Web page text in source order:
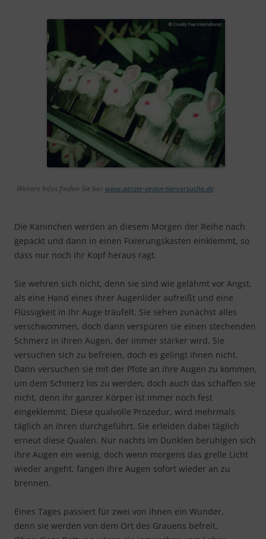
Weitere Infos finden Sie bei: www.aerzte-gegen-tierversuche.de
Die Kaninchen werden an diesem Morgen der Reihe nach
gepackt und dann in einen Fixierungskasten einklemmt, so
dass nur noch ihr Kopf heraus ragt.
Sie wehren sich nicht, denn sie sind wie gelähmt vor Angst,
als eine Hand eines ihrer Augenlider aufreißt und eine
Flüssigkeit in ihr Auge träufelt. Sie sehen zunächst alles
verschwommen, doch dann verspüren sie einen stechenden
Schmerz in ihren Augen, der immer stärker wird. Sie
versuchen sich zu befreien, doch es gelingt ihnen nicht.
Dann versuchen sie mit der Pfote an ihre Augen zu kommen,
um dem Schmerz los zu werden, doch auch das schaffen sie
nicht, denn ihr ganzer Körper ist immer noch fest
eingeklemmt. Diese qualvolle Prozedur, wird mehrmals
täglich an ihren durchgeführt. Sie erleiden dabei täglich
erneut diese Qualen. Nur nachts im Dunklen beruhigen sich
ihre Augen ein wenig, doch wenn morgens das grelle Licht
wieder angeht, fangen ihre Augen sofort wieder an zu
brennen.
Eines Tages passiert für zwei von ihnen ein Wunder,
denn sie werden von dem Ort des Grauens befreit.